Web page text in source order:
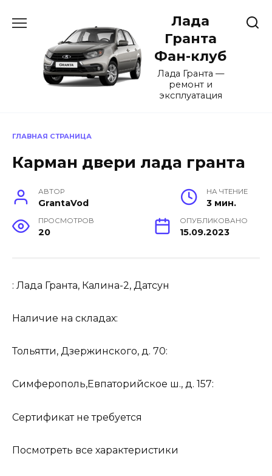
содержанию
Лада
Гранта
Фан-клуб
Лада Гранта —
ремонт и
эксплуатация
ГЛАВНАЯ СТРАНИЦА
Карман двери лада гранта
АВТОР
GrantaVod
НА ЧТЕНИЕ
3 мин.
ПРОСМОТРОВ
20
ОПУБЛИКОВАНО
15.09.2023
: Лада Гранта, Калина-2, Датсун
Наличие на складах:
Тольятти, Дзержинского, д. 70:
Симферополь,Евпаторийское ш., д. 157:
Сертификат не требуется
Посмотреть все характеристики